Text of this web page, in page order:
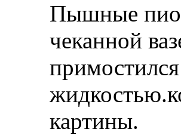
Пышные
чеканной
картины.